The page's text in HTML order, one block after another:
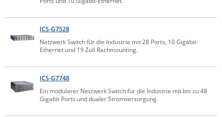
Datenlogger
Remote I/O
IPC, Industrielle Netzwerktechnik & WLAN
Industrielle Netzwerktechnik / Kommunikation
Industrielle Computer
Wi-Fi - WLAN - Wireless
IT Netzwerktechnik / Kommunikation
Serverräume
RMA / Rücksendung / Support
CompleTech
Contemporary Controls
Elsys
ICS-G7528
Netzwerk Switch für die Industrie mit 28 Ports, 10 Gigabit-
Ethernet und 19 Zoll Rachmounting.
ICS-G7748
Ein modularer Netzwerk Switch für die Industrie mit bis zu 48
Gigabit Ports und dualer Stromversorgung.